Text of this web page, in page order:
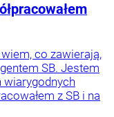
co zawierają,
SB. Jestem
wiarygodnych
z SB i na